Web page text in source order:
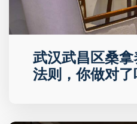
武汉武昌区桑
法则，你做对了